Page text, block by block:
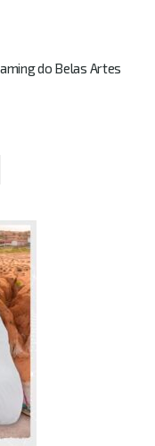
do Belas Artes